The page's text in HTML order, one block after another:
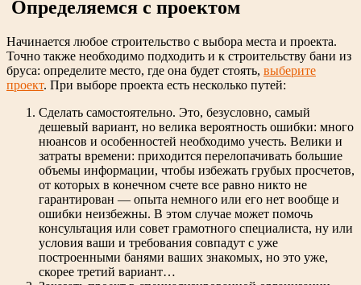
Определяемся с проектом
Начинается любое строительство с выбора места и проекта.
Точно также необходимо подходить и к строительству бани из
бруса: определите место, где она будет стоять, выберите
проект. При выборе проекта есть несколько путей:
Сделать самостоятельно. Это, безусловно, самый
дешевый вариант, но велика вероятность ошибки: много
нюансов и особенностей необходимо учесть. Велики и
затраты времени: приходится перелопачивать большие
объемы информации, чтобы избежать грубых просчетов,
от которых в конечном счете все равно никто не
гарантирован — опыта немного или его нет вообще и
ошибки неизбежны. В этом случае может помочь
консультация или совет грамотного специалиста, ну или
условия ваши и требования совпадут с уже
построенными банями ваших знакомых, но это уже,
скорее третий вариант…